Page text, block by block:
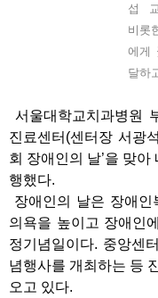
섭
비롯
에게
달하
서울대학교치과병원
진료센터(센터장 서광
회 장애인의 날’을 맞
행했다.
장애인의 날은 장애
의욕을 높이고 장애인
정기념일이다. 중앙센
념행사를 개최하는 등
오고 있다.